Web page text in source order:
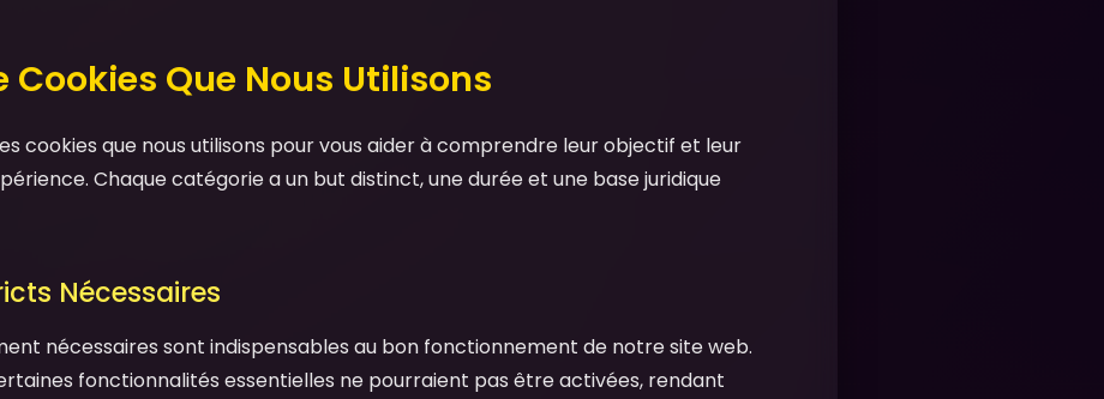
Cookies Que Nous Utilisons
cookies que nous utilisons pour vous aider à comprendre leur objectif et leur
Chaque catégorie a un but distinct, une durée et une base juridique
Nécessaires
nécessaires sont indispensables au bon fonctionnement de notre site web.
fonctionnalités essentielles ne pourraient pas être activées, rendant